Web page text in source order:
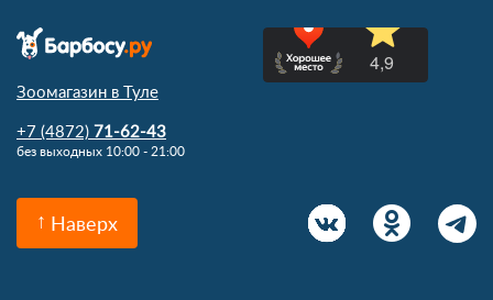
Зоомагазин в Туле
+7 (4872) 71-62-43
без выходных 10:00 - 21:00
Наверх